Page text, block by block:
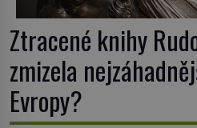
Ztracené knihy
zmizela
Evropy?